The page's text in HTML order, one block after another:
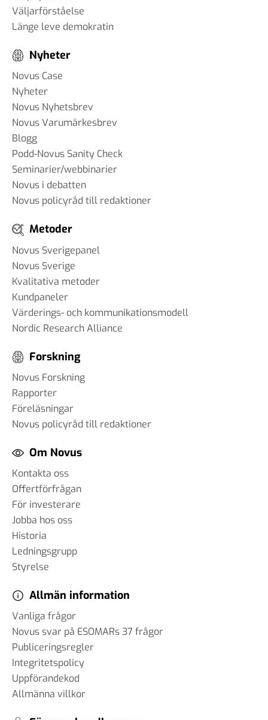
Väljarförståelse
Länge leve demokratin
Nyheter
Novus Case
Nyheter
Novus Nyhetsbrev
Novus Varumärkesbrev
Blogg
Podd-Novus Sanity Check
Seminarier/webbinarier
Novus i debatten
Novus policyråd till redaktioner
Metoder
Novus Sverigepanel
Novus Sverige
Kvalitativa metoder
Kundpaneler
Värderings- och kommunikationsmodell
Nordic Research Alliance
Forskning
Novus Forskning
Rapporter
Föreläsningar
Novus policyråd till redaktioner
Om Novus
Kontakta oss
Offertförfrågan
För investerare
Jobba hos oss
Historia
Ledningsgrupp
Styrelse
Allmän information
Vanliga frågor
Novus svar på ESOMARs 37 frågor
Publiceringsregler
Integritetspolicy
Uppförandekod
Allmänna villkor